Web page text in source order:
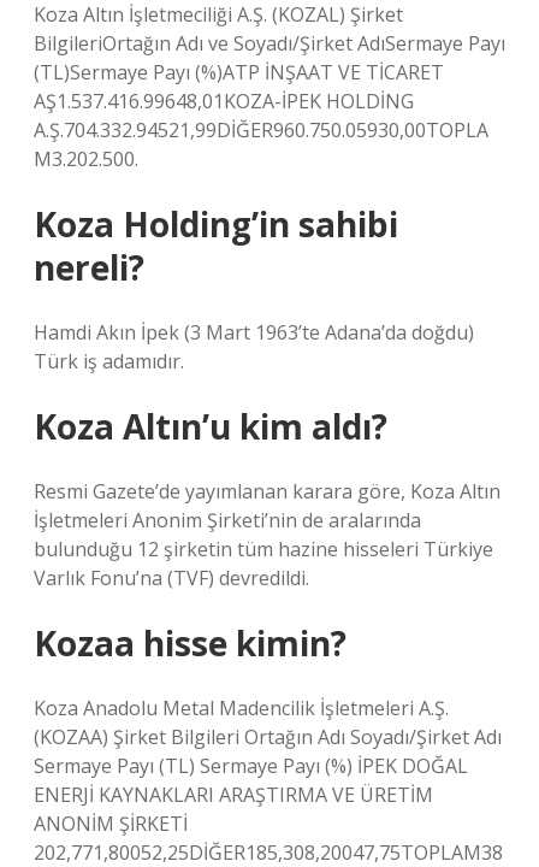
Koza Altın İşletmeciliği A.Ş. (KOZAL) Şirket
BilgileriOrtağın Adı ve Soyadı/Şirket AdıSermaye Payı
(TL)Sermaye Payı (%)ATP İNŞAAT VE TİCARET
AŞ1.537.416.99648,01KOZA-İPEK HOLDİNG
A.Ş.704.332.94521,99DİĞER960.750.05930,00TOPLA
M3.202.500.
Koza Holding’in sahibi
nereli?
Hamdi Akın İpek (3 Mart 1963’te Adana’da doğdu)
Türk iş adamıdır.
Koza Altın’u kim aldı?
Resmi Gazete’de yayımlanan karara göre, Koza Altın
İşletmeleri Anonim Şirketi’nin de aralarında
bulunduğu 12 şirketin tüm hazine hisseleri Türkiye
Varlık Fonu’na (TVF) devredildi.
Kozaa hisse kimin?
Koza Anadolu Metal Madencilik İşletmeleri A.Ş.
(KOZAA) Şirket Bilgileri Ortağın Adı Soyadı/Şirket Adı
Sermaye Payı (TL) Sermaye Payı (%) İPEK DOĞAL
ENERJİ KAYNAKLARI ARAŞTIRMA VE ÜRETİM
ANONİM ŞİRKETİ
202,771,80052,25DİĞER185,308,20047,75TOPLAM38